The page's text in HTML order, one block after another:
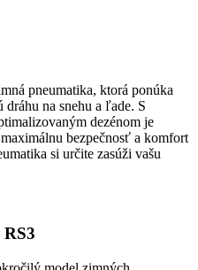
pneumatika, ktorá ponúka
na snehu a ľade. S
dezénom je
bezpečnosť a komfort
si určite zasúži vašu